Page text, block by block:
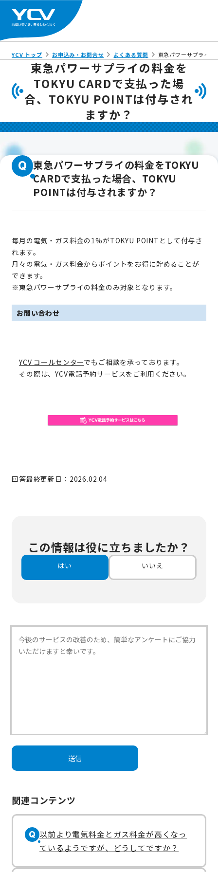
YCV トップ お申込み・お問合せ よくある質問 東急パワーサプライ
東急パワーサプライの料金を
TOKYU CARDで支払った場
合、TOKYU POINTは付与され
ますか？
Q 東急パワーサプライの料金をTOKYU
CARDで支払った場合、TOKYU
POINTは付与されますか？
毎月の電気・ガス料金の1%がTOKYU POINTとして付与さ
れます。
月々の電気・ガス料金からポイントをお得に貯めることが
できます。
※東急パワーサプライの料金のみ対象となります。
お問い合わせ
YCV コールセンターでもご相談を承っております。
その際は、YCV電話予約サービスをご利用ください。
回答最終更新日：2026.02.04
この情報は役に立ちましたか？
はい いいえ
関連コンテンツ
Q 以前より電気料金とガス料金が高くなっ
ているようですが、どうしてですか？